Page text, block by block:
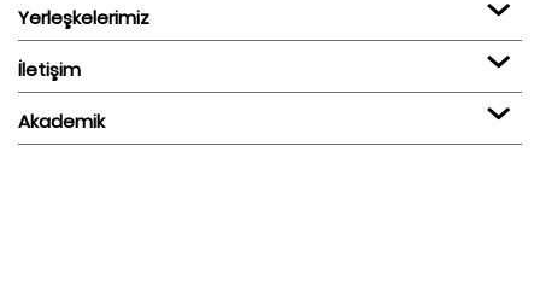
Yerleşkelerimiz
İletişim
Akademik